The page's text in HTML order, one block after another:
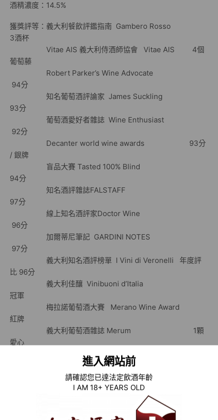
進入網站前
請確認您已達法定飲酒年齡
I AM 18+ YEARS OLD
酒精濃度：14.5%
獲獎評等：義大利餐飲評鑑指南 Gambero Rosso
3酒杯
Vitae AIS 義大利侍酒師協會 Vitae AIS 4個
葡萄藤
Robert Parker’s Wine Advocate
94分
知名葡萄酒評論家 James Suckling
93分
葡萄酒愛好者雜誌 Wine Enthusiast
92分
Decanter world wine awards 93分
/ 銀牌
盲品大賽 Tasted 100% Blind
94分
知名酒評雜誌FALSTAFF
97分
線上知名酒評家Doctor Wine
96分
加爾蒂尼筆記 GARDINI NOTES
97分
義大利知名酒評榜單 I Vini di Veronelli 年度評
比 96分
義大利佳釀 Vinibuoni d’Italia
冠軍
梅拉諾葡萄酒大賽 Merano Wine Award
紅牌
義大利葡萄酒雜誌 Merum 1顆
愛心
( 酒款貨號：CIT4015 / CIT4027 1.5L Magnum / CIT4022
3L Double Magnum )